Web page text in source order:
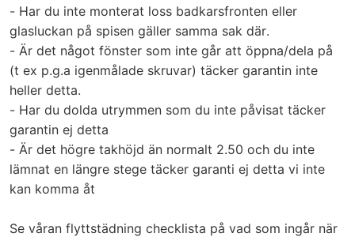
- Har du inte monterat loss badkarsfronten eller
glasluckan på spisen gäller samma sak där.
- Är det något fönster som inte går att öppna/dela på
(t ex p.g.a igenmålade skruvar) täcker garantin inte
heller detta.
- Har du dolda utrymmen som du inte påvisat täcker
garantin ej detta
- Är det högre takhöjd än normalt 2.50 och du inte
lämnat en längre stege täcker garanti ej detta vi inte
kan komma åt
Se våran flyttstädning checklista på vad som ingår när